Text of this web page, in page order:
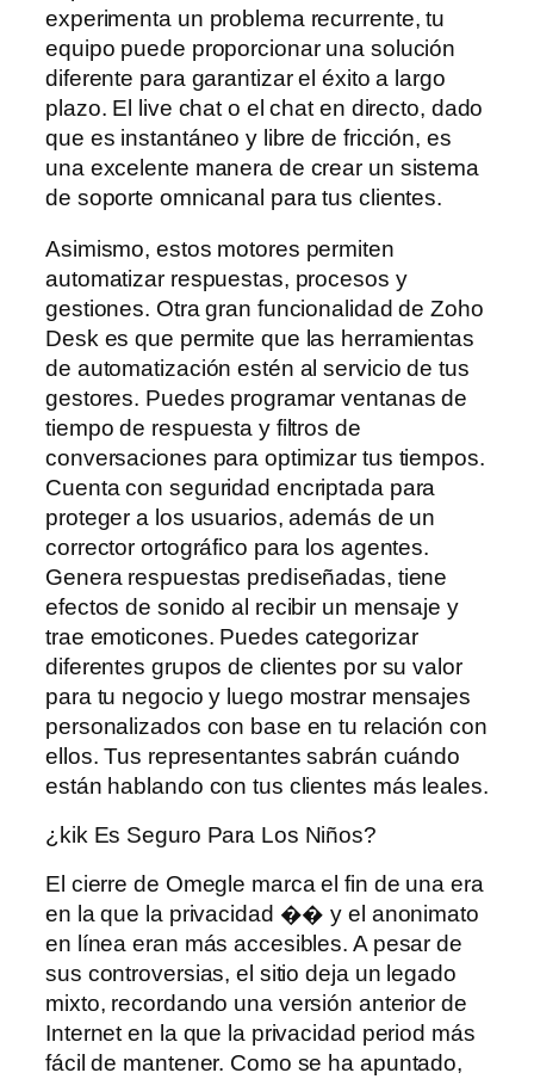
experimenta un problema recurrente, tu
equipo puede proporcionar una solución
diferente para garantizar el éxito a largo
plazo. El live chat o el chat en directo, dado
que es instantáneo y libre de fricción, es
una excelente manera de crear un sistema
de soporte omnicanal para tus clientes.
Asimismo, estos motores permiten
automatizar respuestas, procesos y
gestiones. Otra gran funcionalidad de Zoho
Desk es que permite que las herramientas
de automatización estén al servicio de tus
gestores. Puedes programar ventanas de
tiempo de respuesta y filtros de
conversaciones para optimizar tus tiempos.
Cuenta con seguridad encriptada para
proteger a los usuarios, además de un
corrector ortográfico para los agentes.
Genera respuestas prediseñadas, tiene
efectos de sonido al recibir un mensaje y
trae emoticones. Puedes categorizar
diferentes grupos de clientes por su valor
para tu negocio y luego mostrar mensajes
personalizados con base ​​en tu relación con
ellos. Tus representantes sabrán cuándo
están hablando con tus clientes más leales.
¿kik Es Seguro Para Los Niños?
El cierre de Omegle marca el fin de una era
en la que la privacidad �� y el anonimato
en línea eran más accesibles. A pesar de
sus controversias, el sitio deja un legado
mixto, recordando una versión anterior de
Internet en la que la privacidad period más
fácil de mantener. Como se ha apuntado,